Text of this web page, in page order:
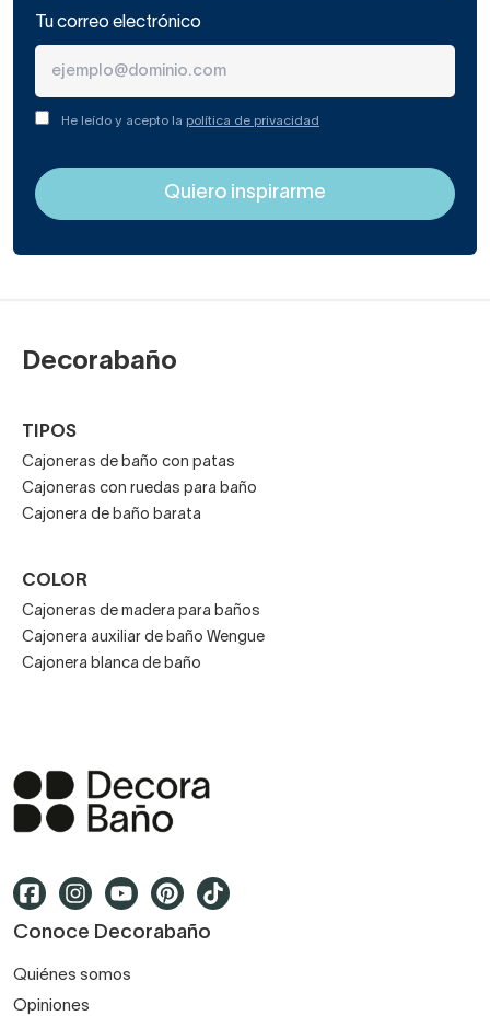
Tu correo electrónico
He leído y acepto la política de privacidad
Decorabaño
TIPOS
Cajoneras de baño con patas
Cajoneras con ruedas para baño
Cajonera de baño barata
COLOR
Cajoneras de madera para baños
Cajonera auxiliar de baño Wengue
Cajonera blanca de baño
Conoce Decorabaño
Quiénes somos
Opiniones